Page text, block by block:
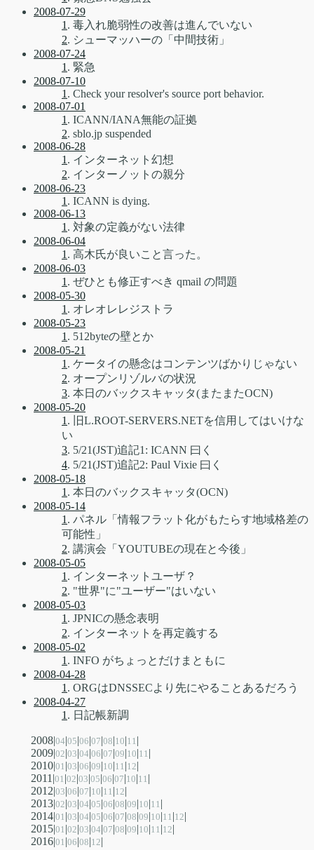
2008-07-29
1 . 毒入れ脆弱性の改善は進んでいない
2. シューマッハーの「中間技術」
2008-07-24
1 . 緊急
2008-07-10
1 . Check your resolver's source port behavior.
2008-07-01
1 . ICANN/IANA無能の証拠
2. sblo.jp suspended
2008-06-28
1 . インターネット幻想
2. インターノットの親分
2008-06-23
1 . ICANN is dying.
2008-06-13
1 . 対象の定義がない法律
2008-06-04
1 . 高木氏が良いこと言った。
2008-06-03
1 . ぜひとも修正すべき qmail の問題
2008-05-30
1 . オレオレレジストラ
2008-05-23
1 . 512byteの壁とか
2008-05-21
1 . ケータイの懸念はコンテンツばかりじゃない
2. オープンリゾルバの状況
3. 本日のバックスキャッタ(またまたOCN)
2008-05-20
1 . 旧L.ROOT-SERVERS.NETを信用してはいけな
い
3. 5/21(JST)追記1: ICANN 曰く
4. 5/21(JST)追記2: Paul Vixie 曰く
2008-05-18
1 . 本日のバックスキャッタ(OCN)
2008-05-14
1 . パネル「情報フラット化がもたらす地域格差の
可能性」
2. 講演会「YOUTUBEの現在と今後」
2008-05-05
1 . インターネットユーザ？
2. "世界"に"ユーザー"はいない
2008-05-03
1 . JPNICの懸念表明
2. インターネットを再定義する
2008-05-02
1 . INFO がちょっとだけまともに
2008-04-28
1 . ORGはDNSSECより先にやることあるだろう
2008-04-27
1 . 日記帳新調
2008|04|05|06|07|08|10|11 |
2009|02|03|04|06|07|09|10|11 |
2010|01 |03|06|09|10|11 |12|
2011|01 |02|03|05|06|07|10|11 |
2012|03|06|07|10|11 |12|
2013|02|03|04|05|06|08|09|10|11 |
2014|01 |03|04|05|06|07|08|09|10|11 |12|
2015|01 |02|03|04|07|08|09|10|11 |12|
2016|01 |06|08|12|